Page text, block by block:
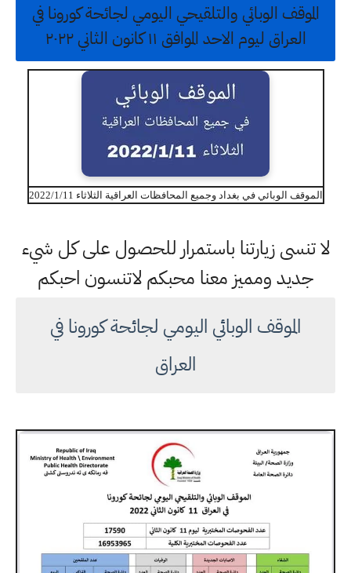
الموقف الوبائي والتلقيحي اليومي لجائحة كورونا في
العراق ليوم الاحد الموافق ١١ كانون الثاني ٢٠٢٢
الموقف الوبائي في بغداد وجميع المحافظات العراقية الثلاثاء 2022/1/11
لا تنسى زيارتنا باستمرار للحصول على كل شيء
جديد ومميز معنا محبكم لاتنسون احبكم
الموقف الوبائي اليومي لجائحة كورونا في
العراق